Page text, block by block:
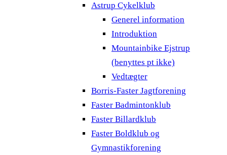
Astrup Cykelklub
Generel information
Introduktion
Mountainbike Ejstrup
(benyttes pt ikke)
Vedtægter
Borris-Faster Jagtforening
Faster Badmintonklub
Faster Billardklub
Faster Boldklub og
Gymnastikforening